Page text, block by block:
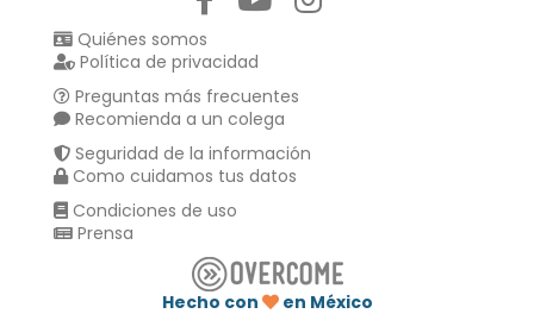
Quiénes somos
Política de privacidad
Preguntas más frecuentes
Recomienda a un colega
Seguridad de la información
Como cuidamos tus datos
Condiciones de uso
Prensa
Hecho con en México